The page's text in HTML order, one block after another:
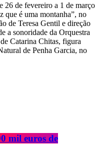
26 de fevereiro a 1 de março
que é uma montanha”, no
de Teresa Gentil e direção
a sonoridade da Orquestra
Catarina Chitas, figura
de Penha Garcia, no
mil euros de